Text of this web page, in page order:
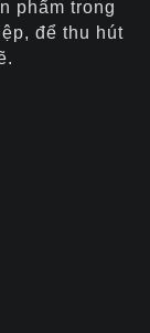
phẩm trong
để thu hút